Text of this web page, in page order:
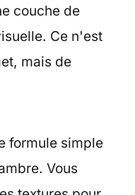
couche de
Ce n'est
mais de
formule simple
Vous